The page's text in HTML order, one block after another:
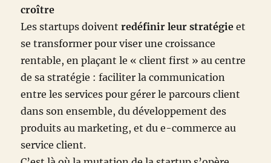
croître
Les startups doiventredéfinir leur stratégie et
se transformer pour viser une croissance
rentable, en plaçant le « client first » au centre
de sa stratégie : faciliter la communication
entre les services pour gérer le parcours client
dans son ensemble, du développement des
produits au marketing, et du e-commerce au
service client.